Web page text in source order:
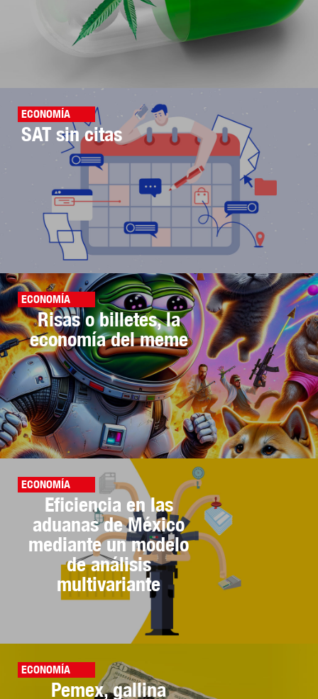
ECONOMÍA
SAT sin citas
ECONOMÍA
Risas o billetes, la
economía del meme
ECONOMÍA
Eficiencia en las
aduanas de México
mediante un modelo
de análisis
multivariante
ECONOMÍA
Pemex, gallina